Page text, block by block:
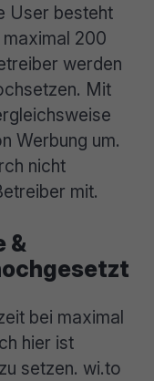
User besteht
200
werden
Mit
Werbung um.
nicht
mit.
&
bei maximal
hier ist
setzen. wi.to